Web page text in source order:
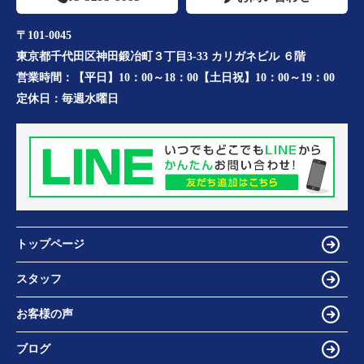
〒101-0045
東京都千代田区神田鍛冶町３丁目3-33 カリガネビル ６階
営業時間：
【平日】10：00～18：00【土日祝】10：00～19：00
定休日： 毎週水曜日
トップページ
スタッフ
お客様の声
ブログ